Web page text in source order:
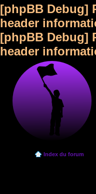
[phpBB Debug]
header
[phpBB Debug]
header
Index du forum